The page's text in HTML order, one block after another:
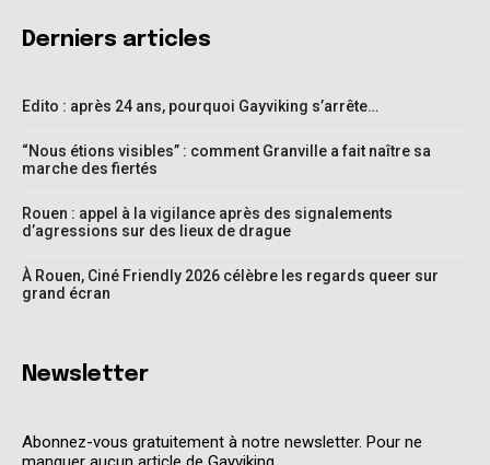
Derniers articles
Edito : après 24 ans, pourquoi Gayviking s’arrête…
“Nous étions visibles” : comment Granville a fait naître sa
marche des fiertés
Rouen : appel à la vigilance après des signalements
d’agressions sur des lieux de drague
À Rouen, Ciné Friendly 2026 célèbre les regards queer sur
grand écran
Newsletter
Abonnez-vous gratuitement à notre newsletter. Pour ne